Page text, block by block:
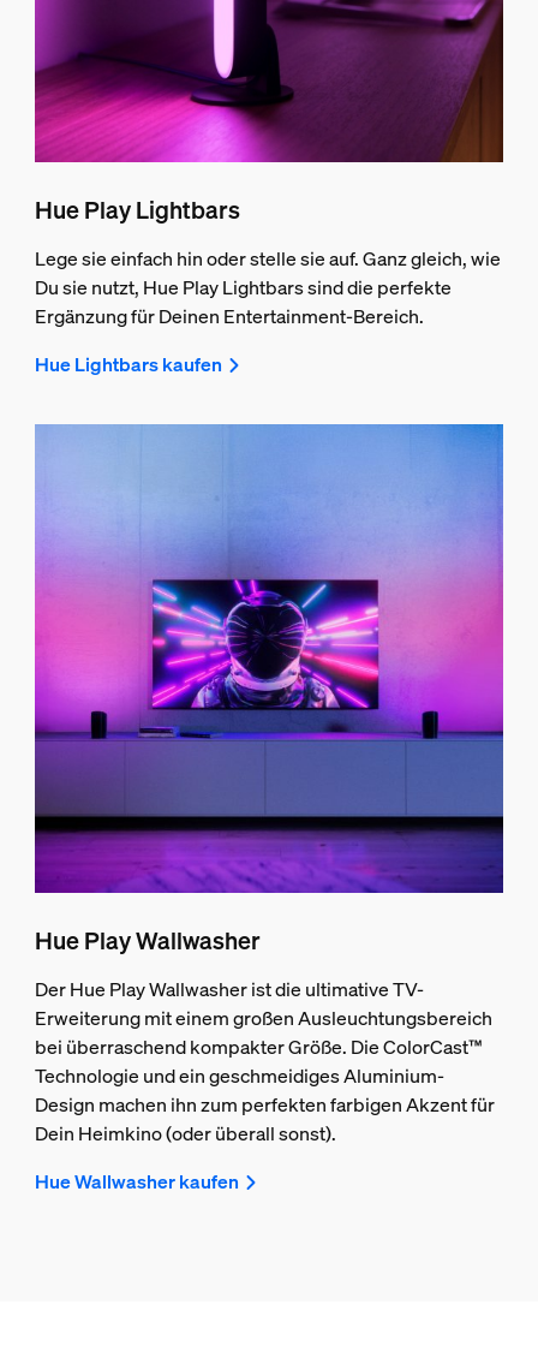
Hue Play Lightbars
Lege sie einfach hin oder stelle sie auf. Ganz gleich, wie
Du sie nutzt, Hue Play Lightbars sind die perfekte
Ergänzung für Deinen Entertainment-Bereich.
Hue Lightbars kaufen
Hue Play Wallwasher
Der Hue Play Wallwasher ist die ultimative TV-
Erweiterung mit einem großen Ausleuchtungsbereich
bei überraschend kompakter Größe. Die ColorCast™
Technologie und ein geschmeidiges Aluminium-
Design machen ihn zum perfekten farbigen Akzent für
Dein Heimkino (oder überall sonst).
Hue Wallwasher kaufen